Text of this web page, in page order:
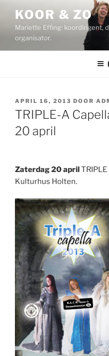
inhoud
KOOR & ZO
Mariette Effing: koordirigent,
organisator.
GEPLAATST
OP
APRIL 16, 2013 DOOR
TRIPLE-A
20 april
Zaterdag 20 april
Kulturhus Holten.